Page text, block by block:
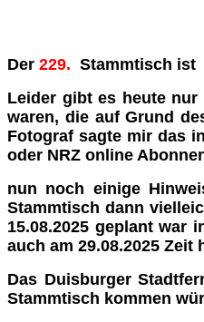
Der 229. Stammtisch ist
Leider gibt es heute
waren, die auf Grund
Fotograf sagte mir das
oder NRZ online
nun noch einige
Stammtisch dann
15.08.2025 geplant war
auch am 29.08.2025
Das Duisburger
Stammtisch kommen